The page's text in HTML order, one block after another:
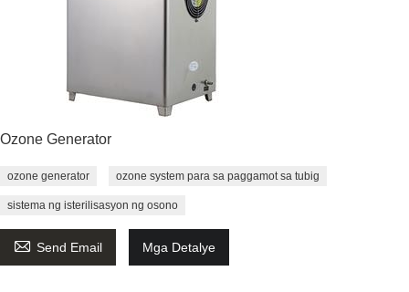
Ozone Generator
ozone generator ozone system para sa paggamot sa tubig
sistema ng isterilisasyon ng osono
 Send Email Mga Detalye